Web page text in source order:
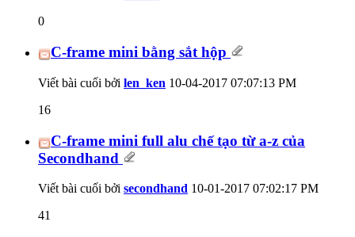
0
C-frame mini bằng sắt hộp
Viết bài cuối bởi len_ken 10-04-2017 07:07:13 PM
16
C-frame mini full alu chế tạo từ a-z của
Secondhand
Viết bài cuối bởi secondhand 10-01-2017 07:02:17 PM
41